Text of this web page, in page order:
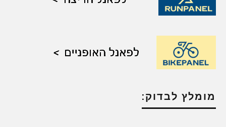
מומלץ לבדוק: